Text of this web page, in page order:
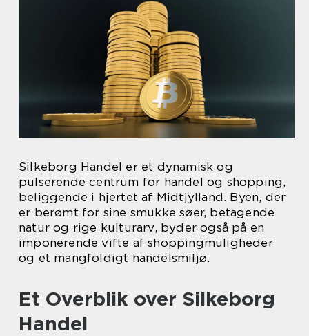
Silkeborg Handel er et dynamisk og
pulserende centrum for handel og shopping,
beliggende i hjertet af Midtjylland. Byen, der
er berømt for sine smukke søer, betagende
natur og rige kulturarv, byder også på en
imponerende vifte af shoppingmuligheder
og et mangfoldigt handelsmiljø.
Et Overblik over Silkeborg
Handel